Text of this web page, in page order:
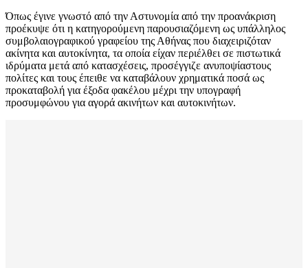
Όπως έγινε γνωστό από την Αστυνομία από την προανάκριση
προέκυψε ότι η κατηγορούμενη παρουσιαζόμενη ως υπάλληλος
συμβολαιογραφικού γραφείου της Αθήνας που διαχειριζόταν
ακίνητα και αυτοκίνητα, τα οποία είχαν περιέλθει σε πιστωτικά
ιδρύματα μετά από κατασχέσεις, προσέγγιζε ανυποψίαστους
πολίτες και τους έπειθε να καταβάλουν χρηματικά ποσά ως
προκαταβολή για έξοδα φακέλου μέχρι την υπογραφή
προσυμφώνου για αγορά ακινήτων και αυτοκινήτων.